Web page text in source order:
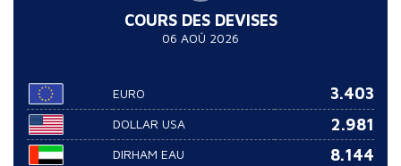
COURS DES DEVISES
06 AOÛ 2026
EURO 3.403
DOLLAR USA 2.981
DIRHAM EAU 8.144